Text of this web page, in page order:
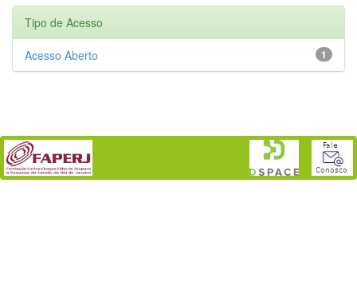
Tipo de Acesso
1
Acesso Aberto